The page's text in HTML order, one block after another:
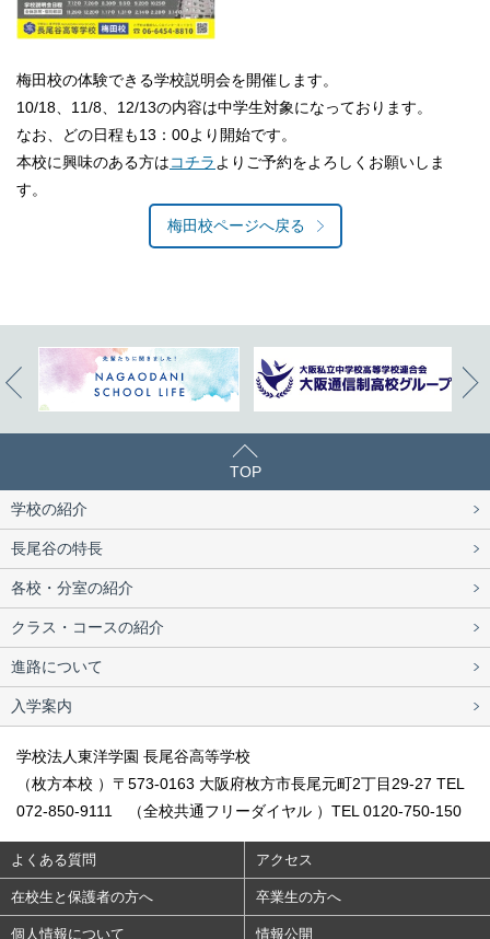
梅田校の体験できる学校説明会を開催します。
10/18、11/8、12/13の内容は中学生対象になっております。
なお、どの日程も13：00より開始です。
本校に興味のある方はコチラ よりご予約をよろしくお願いしま
す。
梅田校ページへ戻る
TOP
学校の紹介
長尾谷の特長
各校・分室の紹介
クラス・コースの紹介
進路について
入学案内
学校法人東洋学園 長尾谷高等学校
（枚方本校 ）〒573-0163 大阪府枚方市長尾元町2丁目29-27 TEL
072-850-9111 （全校共通フリーダイヤル ）TEL 0120-750-150
よくある質問 アクセス
在校生と保護者の方へ 卒業生の方へ
個人情報について 情報公開